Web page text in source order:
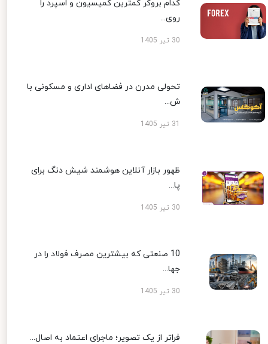
کدام بروکر کمترین کمیسیون و اسپرد را
روی...
30 تیر 1405
تحولی مدرن در فضاهای اداری و مسکونی با
ش...
ظهور بازار آنلاین هوشمند شیش دنگ برای
پا...
30 تیر 1405
10 صنعتی که بیشترین مصرف فولاد را در
جها...
30 تیر 1405
فراتر از یک تصویر؛ ماجرای اعتماد به اصال...